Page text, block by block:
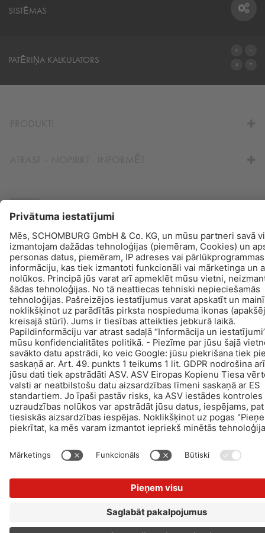
SISTĒMAS
PATĒRIŅA KALKULATORS
© Schomburg.Juridiskā informācija| Paziņojums par datu konfidencialitāti|Datu
aizsardzības informācija
Projektēšana & attīstība +| LOUIS INTERNET